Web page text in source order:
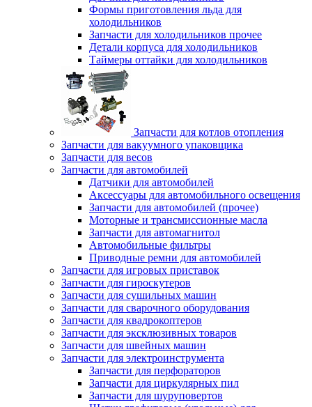
Формы приготовления льда для
холодильников
Запчасти для холодильников прочее
Детали корпуса для холодильников
Таймеры оттайки для холодильников
Запчасти для котлов отопления
Запчасти для вакуумного упаковщика
Запчасти для весов
Запчасти для автомобилей
Датчики для автомобилей
Аксессуары для автомобильного освещения
Запчасти для автомобилей (прочее)
Моторные и трансмиссионные масла
Запчасти для автомагнитол
Автомобильные фильтры
Приводные ремни для автомобилей
Запчасти для игровых приставок
Запчасти для гироскутеров
Запчасти для сушильных машин
Запчасти для сварочного оборудования
Запчасти для квадрокоптеров
Запчасти для эксклюзивных товаров
Запчасти для швейных машин
Запчасти для электроинструмента
Запчасти для перфораторов
Запчасти для циркулярных пил
Запчасти для шуруповертов